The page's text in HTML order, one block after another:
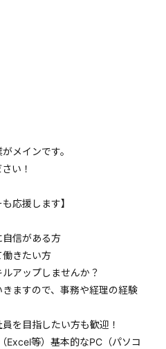
メインです。
い！
応援します】
信がある方
働きたい方
アップしませんか？
ますので、事務や経理の経験
を目指したい方も歓迎！
Excel等）基本的なPC（パソコ